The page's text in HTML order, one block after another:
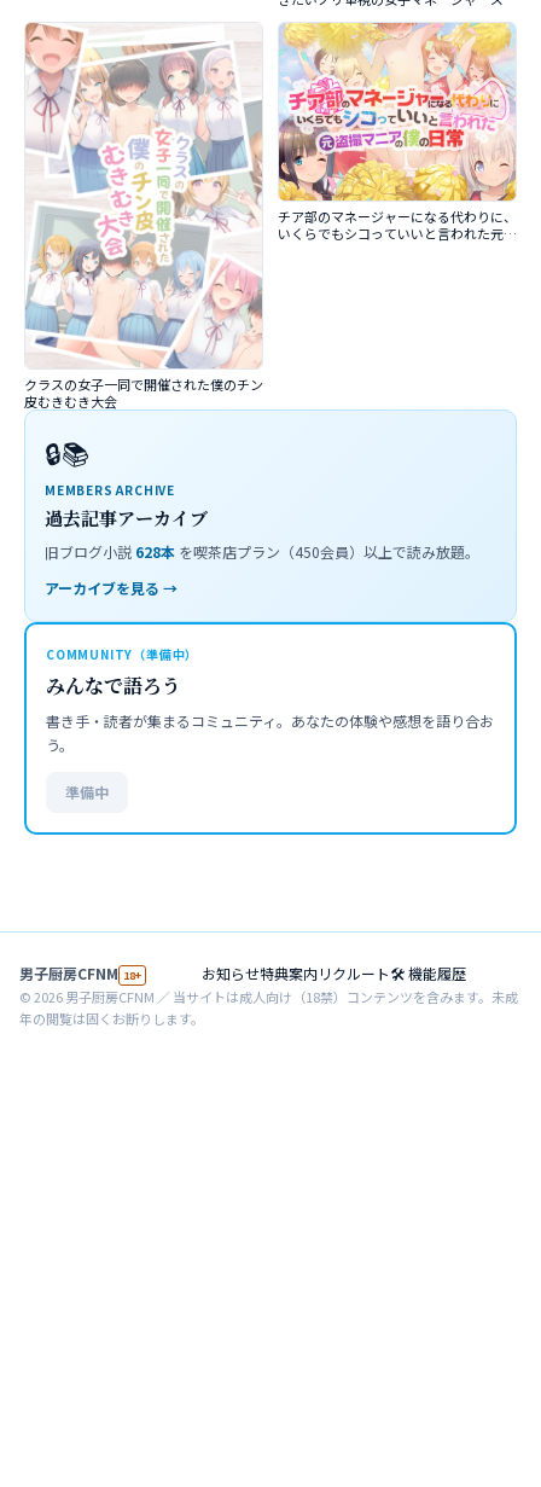
クラスの女子一同で開催された僕のチン
皮むきむき大会
チア部のマネージャーになる代わりに、
いくらでもシコっていいと言われた元盗
🔒📚
MEMBERS ARCHIVE
過去記事アーカイブ
旧ブログ小説 628本 を喫茶店プラン（450会員）以上で読み放題。
アーカイブを見る →
COMMUNITY（準備中）
みんなで語ろう
書き手・読者が集まるコミュニティ。あなたの体験や感想を語り合お
う。
準備中
男子厨房CFNM 18+ お知らせ特典案内リクルート🛠 機能履歴
©2026男子厨房CFNM ／ 当サイトは成人向け（18禁）コンテンツを含みます。未成
年の閲覧は固くお断りします。